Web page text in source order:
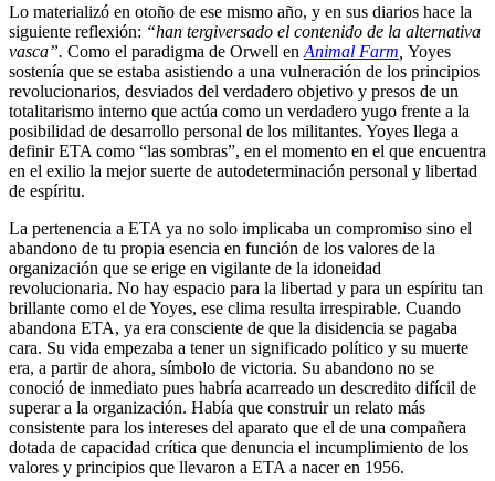
Lo materializó en otoño de ese mismo año, y en sus diarios hace la
siguiente reflexión: “han tergiversado el contenido de la alternativa
vasca”. Como el paradigma de Orwell en Animal Farm Yoyes
sostenía que se estaba asistiendo a una vulneración de los principios
revolucionarios, desviados del verdadero objetivo y presos de un
totalitarismo interno que actúa como un verdadero yugo frente a la
posibilidad de desarrollo personal de los militantes. Yoyes llega a
definir ETA como “las sombras”, en el momento en el que encuentra
en el exilio la mejor suerte de autodeterminación personal y libertad
de espíritu.
La pertenencia a ETA ya no solo implicaba un compromiso sino el
abandono de tu propia esencia en función de los valores de la
organización que se erige en vigilante de la idoneidad
revolucionaria. No hay espacio para la libertad y para un espíritu tan
brillante como el de Yoyes, ese clima resulta irrespirable. Cuando
abandona ETA, ya era consciente de que la disidencia se pagaba
cara. Su vida empezaba a tener un significado político y su muerte
era, a partir de ahora, símbolo de victoria. Su abandono no se
conoció de inmediato pues habría acarreado un descredito difícil de
superar a la organización. Había que construir un relato más
consistente para los intereses del aparato que el de una compañera
dotada de capacidad crítica que denuncia el incumplimiento de los
valores y principios que llevaron a ETA a nacer en 1956.